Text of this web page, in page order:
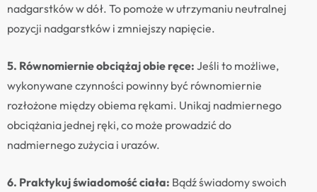
nadgarstków w dół. To pomoże w utrzymaniu neutralnej
pozycji nadgarstków i zmniejszy napięcie.
5. Równomiernie obciążaj obie ręce: Jeśli to możliwe,
wykonywane czynności powinny być równomiernie
rozłożone między obiema rękami. Unikaj nadmiernego
obciążania jednej ręki, co może prowadzić do
nadmiernego zużycia i urazów.
6. Praktykuj świadomość ciała: Bądź świadomy swoich